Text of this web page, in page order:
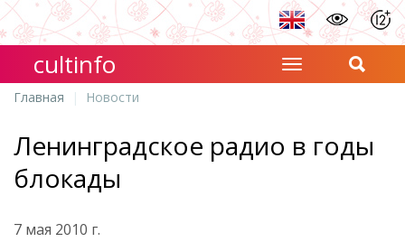
cultinfo
Главная Новости
Ленинградское радио в годы
блокады
7 мая 2010 г.